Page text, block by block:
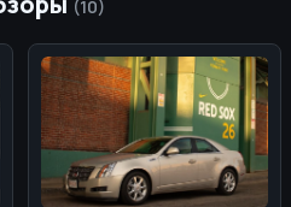
(10)